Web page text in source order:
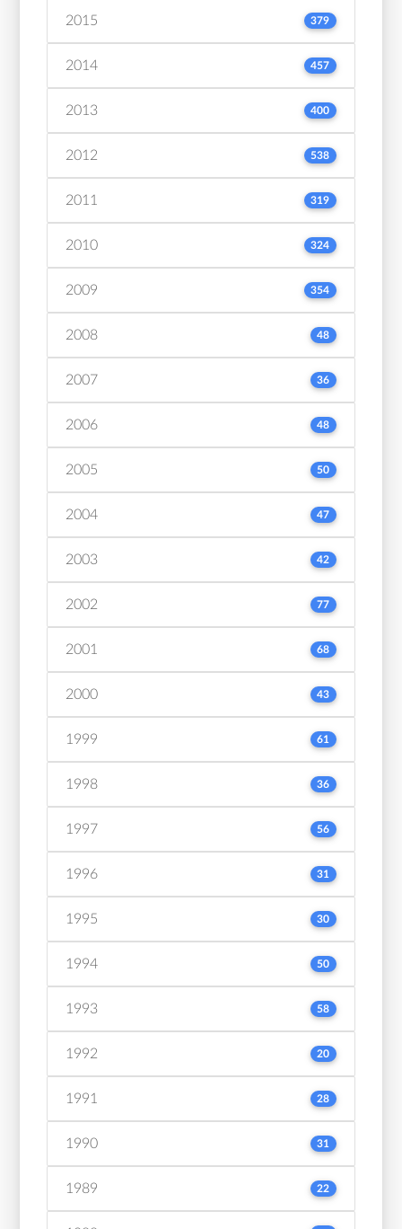
2015 379
2014 457
2013 400
2012 538
2011 319
2010 324
2009 354
2008 48
2007 36
2006 48
2005 50
2004 47
2003 42
2002 77
2001 68
2000 43
1999 61
1998 36
1997 56
1996 31
1995 30
1994 50
1993 58
1992 20
1991 28
1990 31
1989 22